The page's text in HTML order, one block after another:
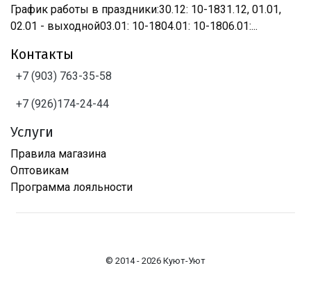
График работы в праздники:30.12: 10-1831.12, 01.01,
02.01 - выходной03.01: 10-1804.01: 10-1806.01:...
Контакты
+7 (903) 763-35-58
+7 (926)174-24-44
Услуги
Правила магазина
Оптовикам
Программа лояльности
© 2014 - 2026 Куют-Уют